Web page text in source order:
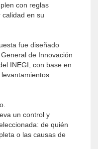
con reglas
en su
fue diseñado
de Innovación
INEGI, con base en
un control y
de quién
o las causas de